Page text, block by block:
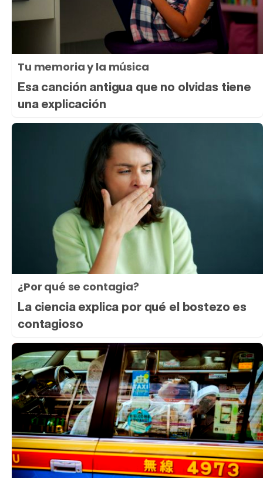
Tu memoria y la música
Esa canción antigua que no olvidas tiene
una explicación
¿Por qué se contagia?
La ciencia explica por qué el bostezo es
contagioso